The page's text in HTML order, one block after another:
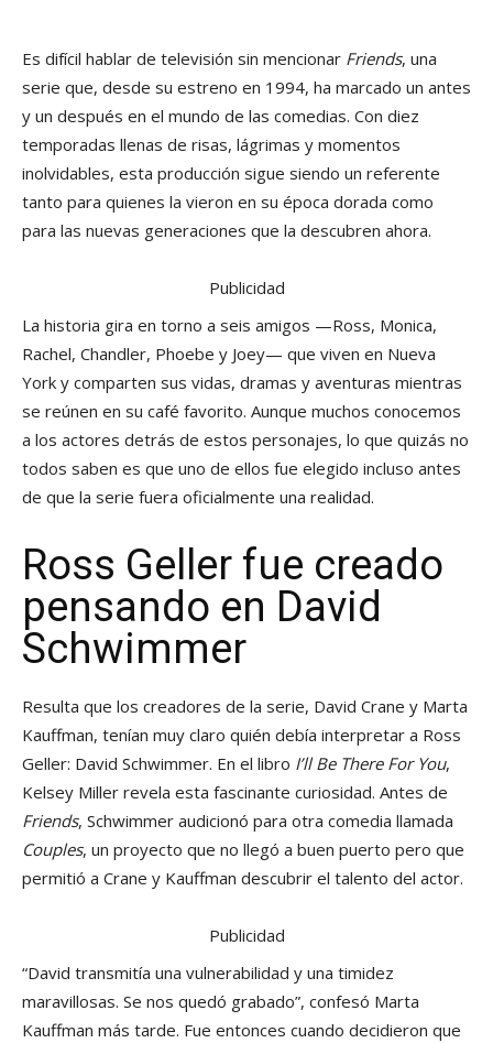
Es difícil hablar de televisión sin mencionar Friends, una
serie que, desde su estreno en 1994, ha marcado un antes
y un después en el mundo de las comedias. Con diez
temporadas llenas de risas, lágrimas y momentos
inolvidables, esta producción sigue siendo un referente
tanto para quienes la vieron en su época dorada como
para las nuevas generaciones que la descubren ahora.
Publicidad
La historia gira en torno a seis amigos —Ross, Monica,
Rachel, Chandler, Phoebe y Joey— que viven en Nueva
York y comparten sus vidas, dramas y aventuras mientras
se reúnen en su café favorito. Aunque muchos conocemos
a los actores detrás de estos personajes, lo que quizás no
todos saben es que uno de ellos fue elegido incluso antes
de que la serie fuera oficialmente una realidad.
Ross Geller fue creado
pensando en David
Schwimmer
Resulta que los creadores de la serie, David Crane y Marta
Kauffman, tenían muy claro quién debía interpretar a Ross
Geller: David Schwimmer. En el libro I’ll Be There For You,
Kelsey Miller revela esta fascinante curiosidad. Antes de
Friends, Schwimmer audicionó para otra comedia llamada
Couples, un proyecto que no llegó a buen puerto pero que
permitió a Crane y Kauffman descubrir el talento del actor.
Publicidad
“David transmitía una vulnerabilidad y una timidez
maravillosas. Se nos quedó grabado”, confesó Marta
Kauffman más tarde. Fue entonces cuando decidieron que